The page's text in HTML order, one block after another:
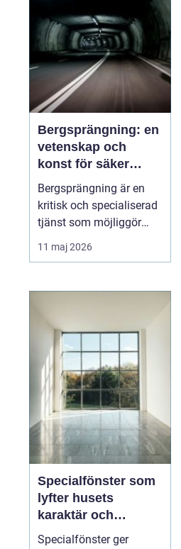
Bergsprängning: en
vetenskap och
konst för säker
konstruktion i
stockholm
Bergsprängning är en
kritisk och specialiserad
tjänst som möjliggör
stadsutveckling och
infrastrukturella
använda kontrollerade
byggföretag skapa
utrymme för allt från ...
11 maj 2026
Specialfönster som
lyfter husets
karaktär och
komfort
Specialfönster ger